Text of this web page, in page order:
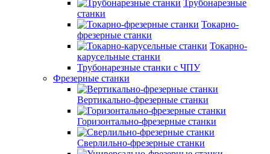
Трубонарезные
станки
Токарно-
фрезерные станки
Токарно-
карусельные станки
Трубонарезные станки с ЧПУ
Фрезерные станки
Вертикально-фрезерные станки
Горизонтально-фрезерные станки
Сверлильно-фрезерные станки